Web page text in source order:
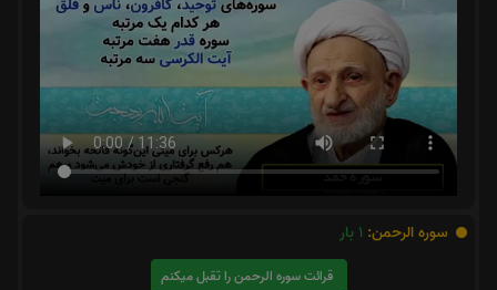
سوره الرحمن: 1 بار
قرائت سوره الرحمن را تقبل میکنم